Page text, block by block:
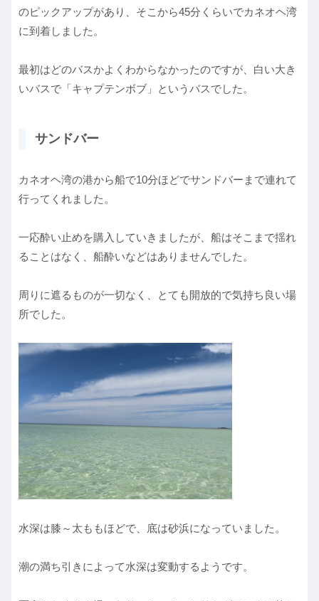
のピックアップがあり、そこから45分くらいでカネオヘ湾
に到着しました。
最初はどのバスかよくわからなかったのですが、白い大き
いバスで「キャプテンボブ」というバスでした。
サンドバー
カネオヘ湾の港から船で10分ほどでサンドバーまで連れて
行ってくれました。
一応酔い止めを購入していきましたが、船はそこまで揺れ
ることはなく、船酔いなどはありませんでした。
周りに遮るものが一切なく、とても開放的で気持ち良い場
所でした。
水深は膝～太ももほどで、底は砂浜になっていました。
潮の満ち引きによって水深は変動するようです。